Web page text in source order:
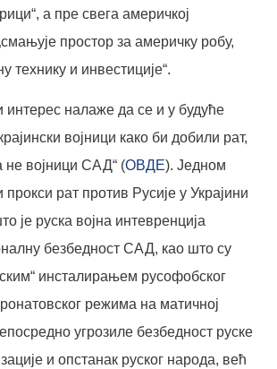
а пре свега америчкој
простор за америчку робу,
технику и инвестиције“.
интерес налаже да се и у будуће
војници како би добили рат,
не војници САД“ (ОВДЕ). Једном
рат против Русије у Украјини
је руска војна интевренција
безбедност САД, као што су
инсталирањем русофобског
режима на матичној
угрозиле безбедност руске
и опстанак руског народа, већ